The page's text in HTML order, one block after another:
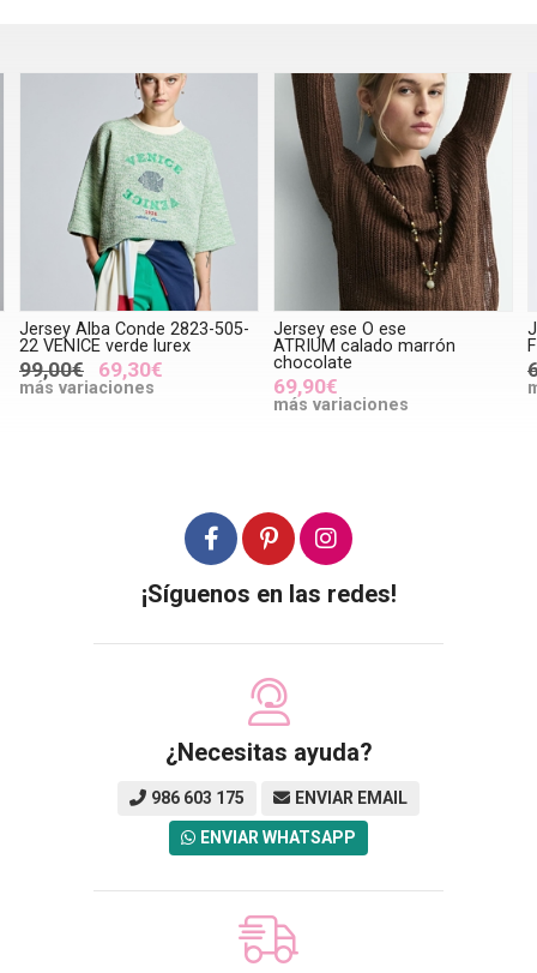
Jersey Alba Conde 2823-505-
22 VENICE verde lurex
99,00€ 69,30€
más variaciones
Jersey ese O ese
ATRIUM calado marrón
chocolate
69,90€
más variaciones
¡Síguenos en las redes!
¿Necesitas ayuda?
986 603 175 ENVIAR EMAIL
ENVIAR WHATSAPP